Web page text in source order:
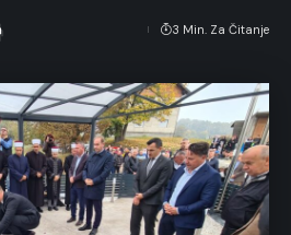
3 Min. Za Čitanje